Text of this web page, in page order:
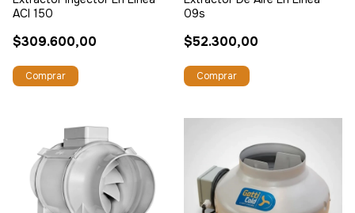
ACI 150
$309.600,00
09s
$52.300,00